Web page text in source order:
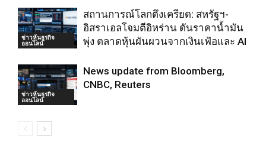
ข่าวหุ้นธุรกิจ
ออนไลน์
สถานการณ์โลกตึงเครียด: สหรัฐฯ-
อิสราเอลโจมตีอิหร่าน ดันราคาน้ำมัน
พุ่ง ตลาดหุ้นผันผวนจากเงินเฟ้อและ AI
ข่าวหุ้นธุรกิจ
ออนไลน์
News update from Bloomberg,
CNBC, Reuters